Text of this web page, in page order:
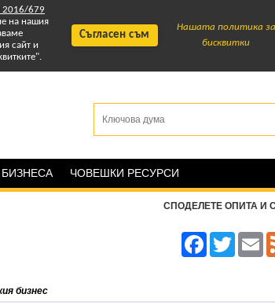
Съгласен съм
Нашата политика за
бисквитки
2016/679
на нашия
сайт и
ЧОВЕШКИ РЕСУРСИ
СПОДЕЛЕТЕ ОПИТА И
FacebookTwitter
бизнес